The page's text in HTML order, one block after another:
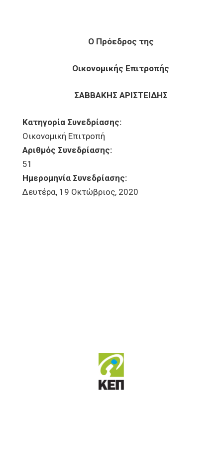
Ο Πρόεδρος της
Οικονομικής Επιτροπής
ΣΑΒΒΑΚΗΣ ΑΡΙΣΤΕΙΔΗΣ
Κατηγορία Συνεδρίασης:
Οικονομική Επιτροπή
Αριθμός Συνεδρίασης:
51
Ημερομηνία Συνεδρίασης:
Δευτέρα, 19 Οκτώβριος, 2020